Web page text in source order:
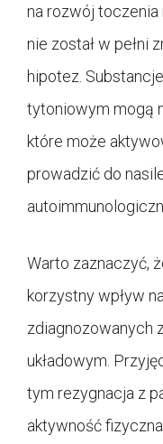
na rozwój toczenia
nie został w pełni
hipotez.
tytoniowym mogą
które może
prowadzić do
Warto zaznaczyć,
korzystny wpływ
zdiagnozowanych
układowym.
tym rezygnacja z
aktywność